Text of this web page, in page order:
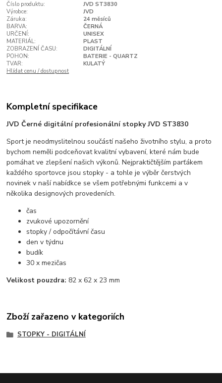
Číslo produktu:
JVD ST3830
Výrobce:
JVD
Záruka:
24 měsíců
BARVA:
ČERNÁ
URČENÍ:
UNISEX
MATERIÁL:
PLAST
ZOBRAZENÍ ČASU:
DIGITÁLNÍ
POHON:
BATERIE - QUARTZ
TVAR:
KULATÝ
Hlídat cenu / dostupnost
Kompletní specifikace
JVD Černé digitální profesionální stopky JVD ST3830
Sport je neodmyslitelnou součástí našeho životního stylu, a proto
bychom neměli podceňovat kvalitní vybavení, které nám bude
pomáhat ve zlepšení našich výkonů. Nejpraktičtějším parťákem
každého sportovce jsou stopky - a tohle je výběr čerstvých
novinek v naší nabídkce se všem potřebnými funkcemi a v
několika designových provedeních.
čas
zvukové upozornění
stopky / odpočítávní času
den v týdnu
budík
30 x mezičas
Velikost pouzdra: 82 x 62 x 23 mm
Zboží zařazeno v kategoriích
STOPKY - DIGITÁLNÍ